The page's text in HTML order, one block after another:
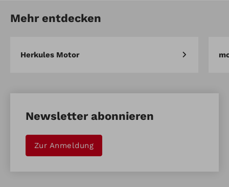
Ersatzbürsten für
Mehr entdecken
Herkules Motor
Newsletter abonnieren
Zur Anmeldung